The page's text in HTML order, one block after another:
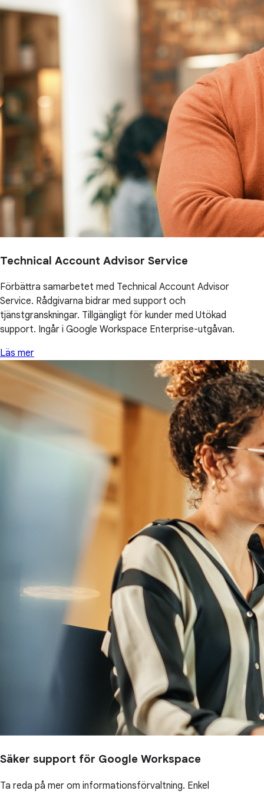
Technical Account Advisor Service
Förbättra samarbetet med Technical Account Advisor
Service. Rådgivarna bidrar med support och
tjänstgranskningar. Tillgängligt för kunder med Utökad
support. Ingår i Google Workspace Enterprise-utgåvan.
Läs mer
Säker support för Google Workspace
Ta reda på mer om informationsförvaltning. Enkel